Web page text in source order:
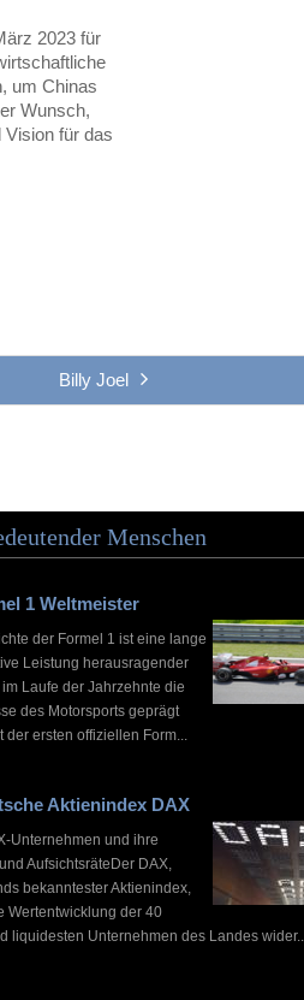
2023 für
um Chinas
Wunsch,
für das
Billy Joel
Menschen
1 Weltmeister
der Formel 1 ist eine lange
Leistung herausragender
im Laufe der Jahrzehnte die
des Motorsports geprägt
der ersten offiziellen Form...
Aktienindex DAX
Unternehmen und ihre
AufsichtsräteDer DAX,
bekanntester Aktienindex,
Wertentwicklung der 40
liquidesten Unternehmen des Landes wider....